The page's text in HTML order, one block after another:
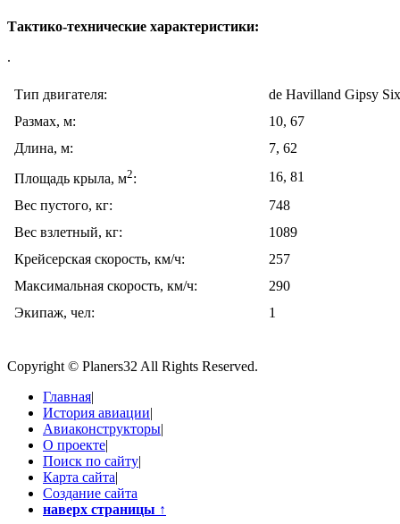
Тактико-технические характеристики:
.
Тип двигателя:
de Havilland Gipsy Six
Размах, м:
10, 67
Длина, м:
7, 62
Площадь крыла, м2:
16, 81
Вес пустого, кг:
748
Вес взлетный, кг:
1089
Крейсерская скорость, км/ч:
257
Максимальная скорость, км/ч:
290
Экипаж, чел:
1
Copyright © Planers32 All Rights Reserved.
Главная|
История авиации|
Авиаконструкторы|
О проекте|
Поиск по сайту|
Карта сайта|
Создание сайта
наверх страницы ↑